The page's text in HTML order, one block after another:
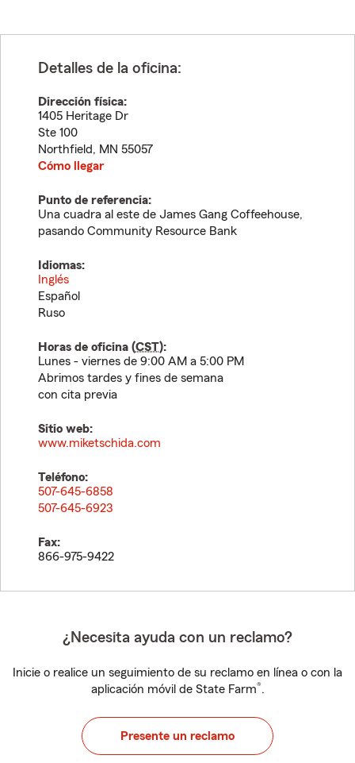
Detalles de la oficina:
Dirección física:
1405 Heritage Dr
Ste 100
Northfield, MN 55057
Cómo llegar
Punto de referencia:
Una cuadra al este de James Gang Coffeehouse,
pasando Community Resource Bank
Idiomas:
Inglés
Español
Ruso
Horas de oficina (CST):
Lunes - viernes de 9:00 AM a 5:00 PM
Abrimos tardes y fines de semana
con cita previa
Sitio web:
www.miketschida.com
Teléfono:
507-645-6858
507-645-6923
Fax:
866-975-9422
¿Necesita ayuda con un reclamo?
Inicie o realice un seguimiento de su reclamo en línea o con la
aplicación móvil de State Farm®.
Presente un reclamo